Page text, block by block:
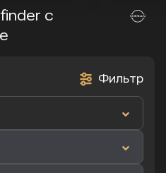
с
Фильтр